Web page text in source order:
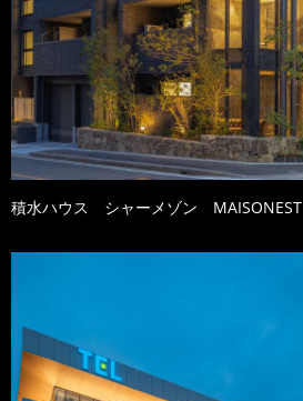
積水ハウス シャーメゾン MAISONEST